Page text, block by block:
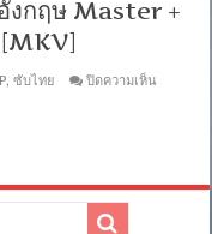
งกฤษ Master +
,ซับไทย ปิดความเห็นบน
(2021)